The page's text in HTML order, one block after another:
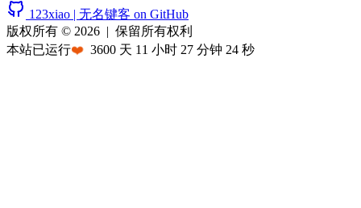
123xiao | 无名键客 on GitHub
版权所有 © 2026 | 保留所有权利
本站已运行❤️ 3600 天 11 小时 27 分钟 24 秒